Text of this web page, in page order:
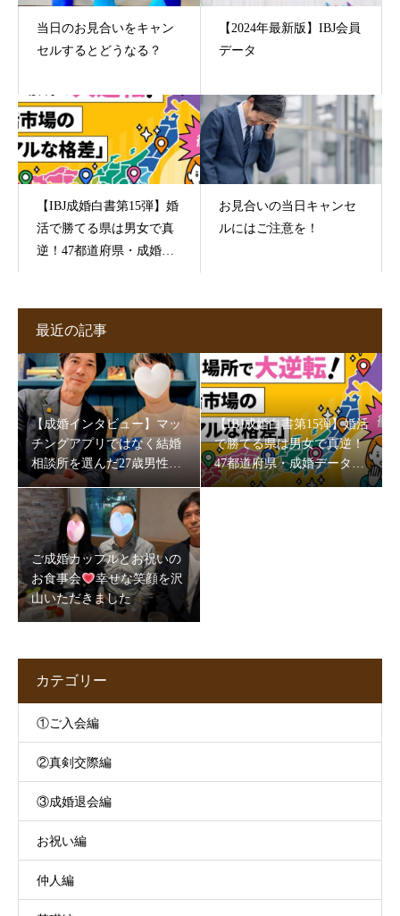
当日のお見合いをキャン
セルするとどうなる？
【2024年最新版】IBJ会員
データ
【IBJ成婚白書第15弾】婚
活で勝てる県は男女で真
逆！47都道府県・成婚デ
お見合いの当日キャンセ
ルにはご注意を！
最近の記事
【成婚インタビュー】マッ
チングアプリではなく結婚
相談所を選んだ27歳男性。
5か月半で成婚できた理由
とは
【IBJ成婚白書第15弾】婚活
で勝てる県は男女で真逆！
47都道府県・成婚データが
映す“地域の素顔”
ご成婚カップルとお祝いの
お食事会
幸せな笑顔を沢
山いただきました
カテゴリー
①ご入会編
②真剣交際編
③成婚退会編
お祝い編
仲人編